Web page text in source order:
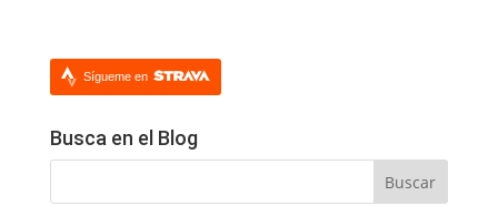
Sígueme en
Busca en el Blog